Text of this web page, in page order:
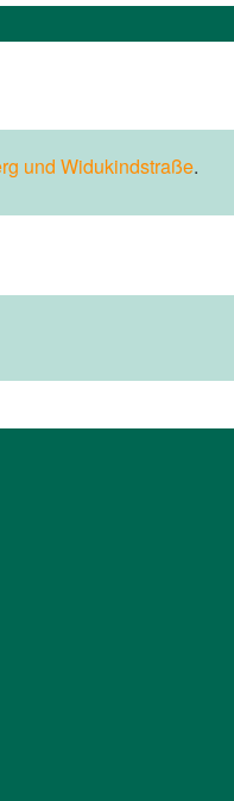
und Widukindstraße.